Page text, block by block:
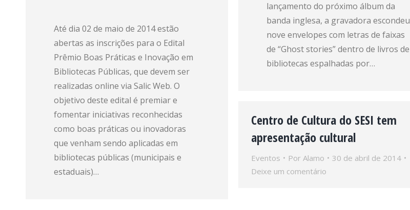
lançamento do próximo álbum da
banda inglesa, a gravadora escondeu
nove envelopes com letras de faixas
de “Ghost stories” dentro de livros de
bibliotecas espalhadas por…
Até dia 02 de maio de 2014 estão
abertas as inscrições para o Edital
Prêmio Boas Práticas e Inovação em
Bibliotecas Públicas, que devem ser
realizadas online via Salic Web. O
objetivo deste edital é premiar e
fomentar iniciativas reconhecidas
como boas práticas ou inovadoras
que venham sendo aplicadas em
bibliotecas públicas (municipais e
estaduais)…
Centro de Cultura do SESI tem
apresentação cultural
Eventos Por Alamo
30 de abril de 2014
Deixe um comentário